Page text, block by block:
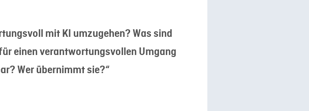
mit KI umzugehen? Was sind
einen verantwortungsvollen Umgang
Wer übernimmt sie?“